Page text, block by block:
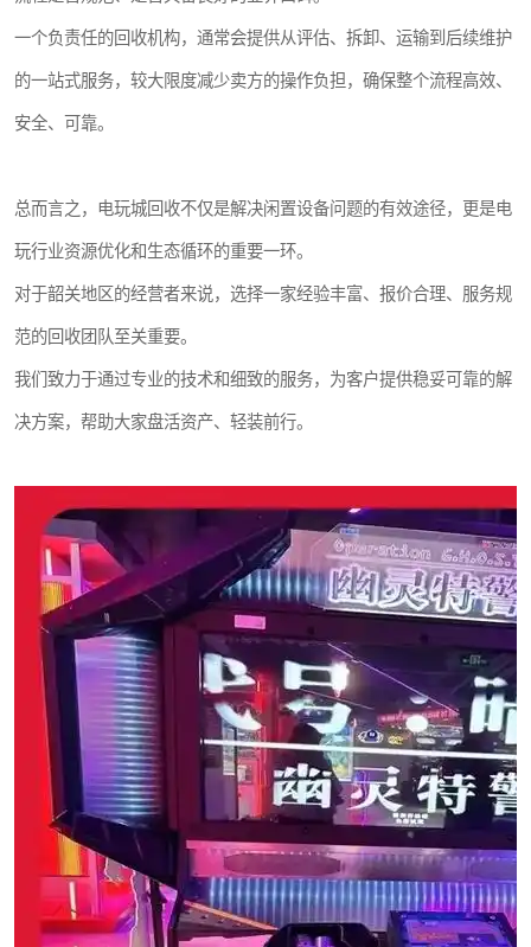
一个负责任的回收机构，通常会提供从评估、拆卸、运输到后续维护
的一站式服务，较大限度减少卖方的操作负担，确保整个流程高效、
安全、可靠。
总而言之，电玩城回收不仅是解决闲置设备问题的有效途径，更是电
玩行业资源优化和生态循环的重要一环。
对于韶关地区的经营者来说，选择一家经验丰富、报价合理、服务规
范的回收团队至关重要。
我们致力于通过专业的技术和细致的服务，为客户提供稳妥可靠的解
决方案，帮助大家盘活资产、轻装前行。